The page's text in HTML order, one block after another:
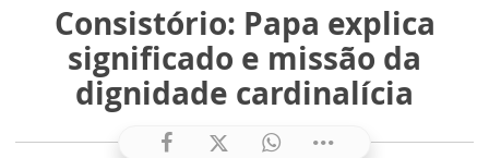
Consistório: Papa explica
significado e missão da
dignidade cardinalícia